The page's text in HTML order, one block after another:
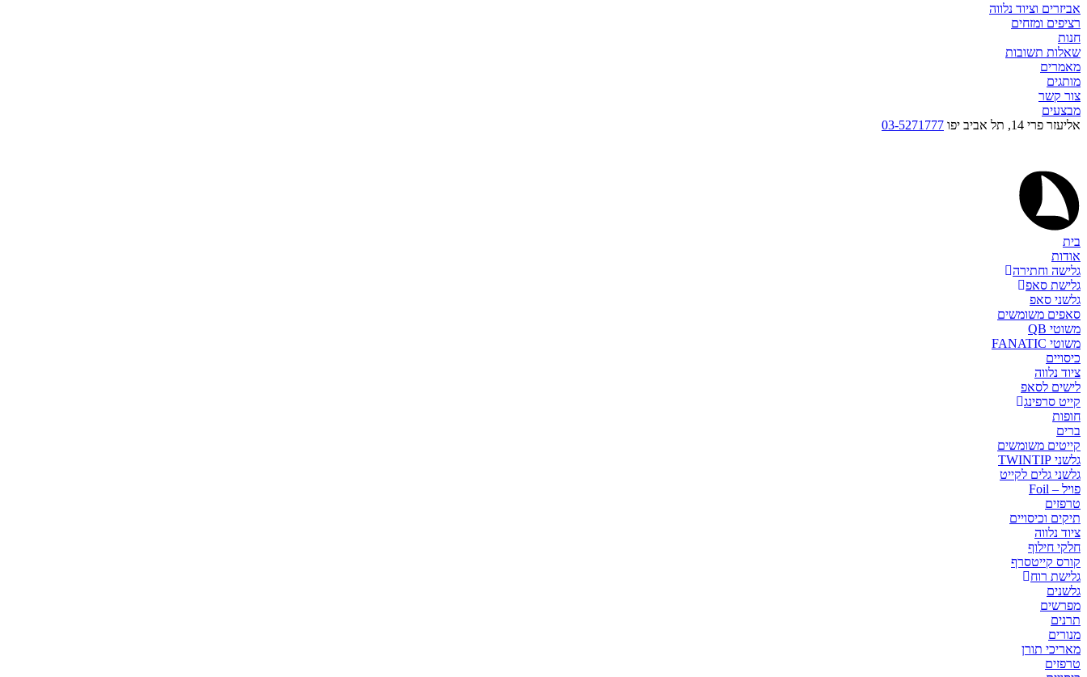
אביזרים וציוד נלווה
רציפים ומזחים
חנות
שאלות תשובות
מאמרים
מותגים
צור קשר
מבצעים
אליעזר פרי 14, תל אביב יפו
03-5271777
בית
אודות
גלישה וחתירה
גלישת סאפ
גלשני סאפ
סאפים משומשים
משוטי QB
משוטי FANATIC
כיסויים
ציוד נלווה
לישים לסאפ
קייט סרפינג
חופות
ברים
קייטים משומשים
גלשני TWINTIP
גלשני גלים לקייט
פויל – Foil
טרפזים
תיקים וכיסויים
ציוד נלווה
חלקי חילוף
קורס קייטסרף
גלישת רוח
גלשנים
מפרשים
תרנים
מנורים
מאריכי תורן
טרפזים